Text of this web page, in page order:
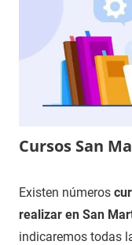
Cursos San
21
de
junio
Maria
Cursos
en
Toledo
Existen números
realizar en San
indicaremos todas